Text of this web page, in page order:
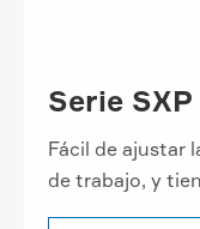
Serie SXP
Fácil de ajustar
de trabajo, y